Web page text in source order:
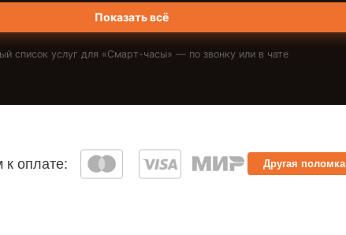
Показать всё
список услуг для «Смарт-часы» — по звонку или в чате
оплате: Другая поломка